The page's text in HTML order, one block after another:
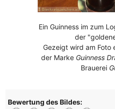
Ein Guinness im zum
der
Gezeigt wird am Foto
der Marke Guinness
Brauerei
Bewertung des Bildes: